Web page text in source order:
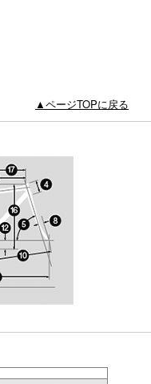
▲ページTOPに戻る